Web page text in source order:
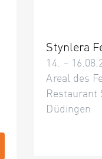
Stynlera
14. –
Areal des
Restaurant
Düdingen